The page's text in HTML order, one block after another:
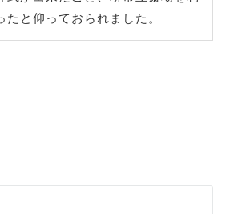
と仰っておられました。